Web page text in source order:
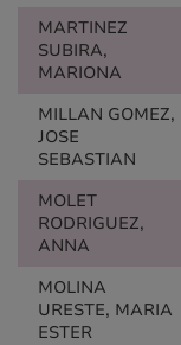
MARTINEZ
SUBIRA,
MARIONA
MILLAN GOMEZ,
JOSE
SEBASTIAN
MOLET
RODRIGUEZ,
ANNA
MOLINA
URESTE, MARIA
ESTER